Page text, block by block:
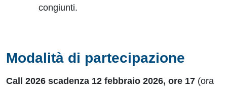
congiunti.
Modalità di partecipazione
Call 2026 scadenza 12 febbraio 2026, ore 17 (ora